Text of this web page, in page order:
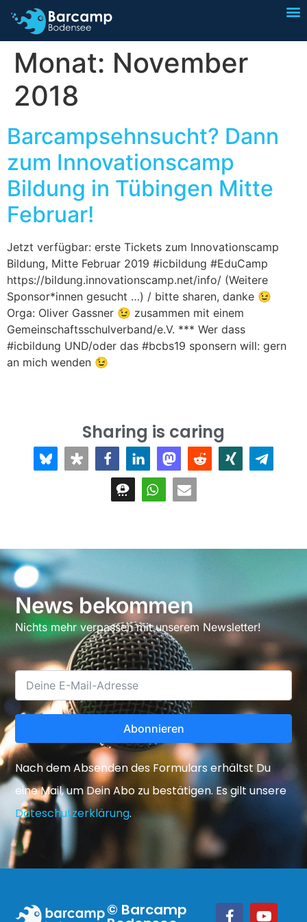
Monat: November
2018
Barcampsehnsucht? Dann
zum Innovationscamp
Bildung in Tübingen Mitte
Februar!
Jetzt verfügbar: erste Tickets zum Innovationscamp
Bildung, Mitte Februar 2019 #icbildung #EduCamp
https://bildung.innovationscamp.net/info/ (Weitere
Sponsor*innen gesucht …) / bitte sharen, danke 😉
Orga: Oliver Gassner 😉 zusammen mit einem
Gemeinschaftsschulverband/e.V. *** Wer dass
#icbildung UND/oder das #bcbs19 sponsern will: gern
an mich wenden 😉
Sharing is caring
News bekommen
Nichts mehr verpassen mit unserem Newsletter!
Abonnieren
Nach dem Absenden des Formulars erhältst Du
eine Mail, um Dein Abo zu bestätigen. Es gilt unsere
Dateschutzerklärung.
© Barcamp